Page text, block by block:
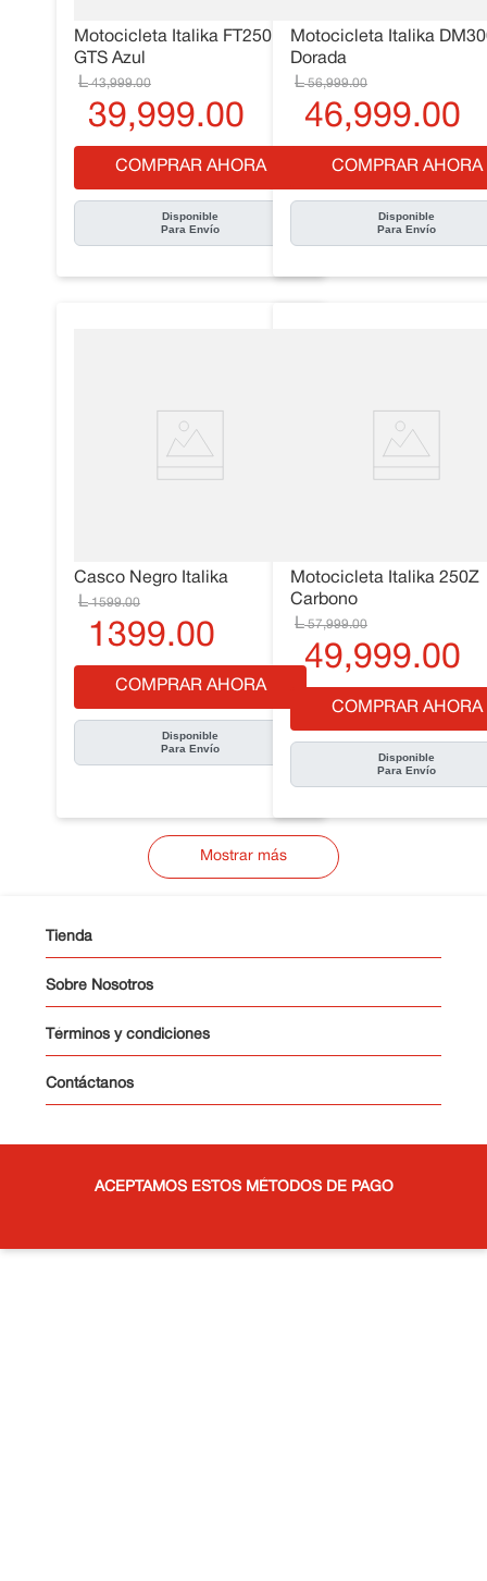
Motocicleta Italika FT250
GTS Azul
43,999.00
39,999.00
COMPRAR AHORA
Disponible
Para Envío
Motocicleta Italika
Dorada
56,999.00
46,999.00
COMPRAR AHORA
Disponible
Para Envío
Casco Negro Italika
1599.00
1399.00
COMPRAR AHORA
Disponible
Para Envío
Motocicleta Italika 250Z
Carbono
57,999.00
49,999.00
COMPRAR AHORA
Disponible
Para Envío
Mostrar más
Tienda
Sobre Nosotros
Términos y condiciones
Contáctanos
ACEPTAMOS ESTOS MÉTODOS DE PAGO